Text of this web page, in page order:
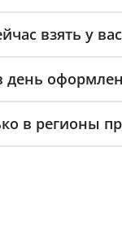
взять у
день
в регионы